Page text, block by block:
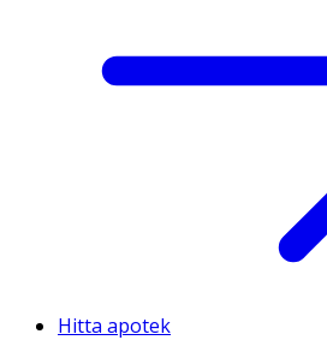
Hitta apotek